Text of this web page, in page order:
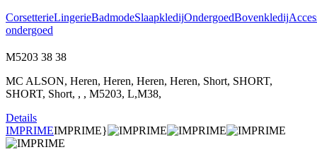
CorsetterieLingerieBadmodeSlaapkledijOndergoedBovenkledij
ondergoed
M5203 38 38
MC ALSON, Heren, Heren, Heren, Heren, Short, SHORT,
SHORT, Short, , , M5203, L,M38,
Details
IMPRIMEIMPRIME}